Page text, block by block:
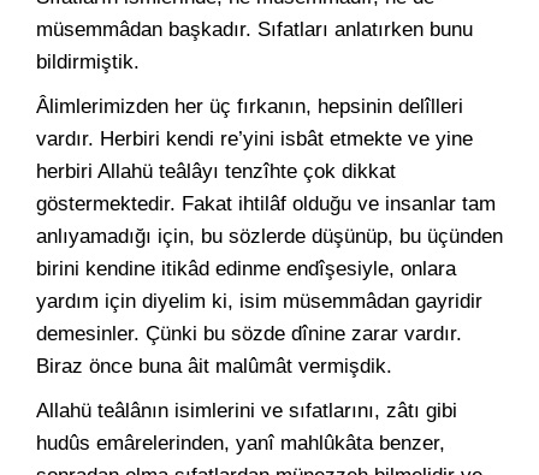
müsemmâdan başkadır. Sıfatları anlatırken bunu
bildirmiştik.
Âlimlerimizden her üç fırkanın, hepsinin delîlleri
vardır. Herbiri kendi re’yini isbât etmekte ve yine
herbiri Allahü teâlâyı tenzîhte çok dikkat
göstermektedir. Fakat ihtilâf olduğu ve insanlar tam
anlıyamadığı için, bu sözlerde düşünüp, bu üçünden
birini kendine itikâd edinme endîşesiyle, onlara
yardım için diyelim ki, isim müsemmâdan gayridir
demesinler. Çünki bu sözde dînine zarar vardır.
Biraz önce buna âit malûmât vermişdik.
Allahü teâlânın isimlerini ve sıfatlarını, zâtı gibi
hudûs emârelerinden, yanî mahlûkâta benzer,